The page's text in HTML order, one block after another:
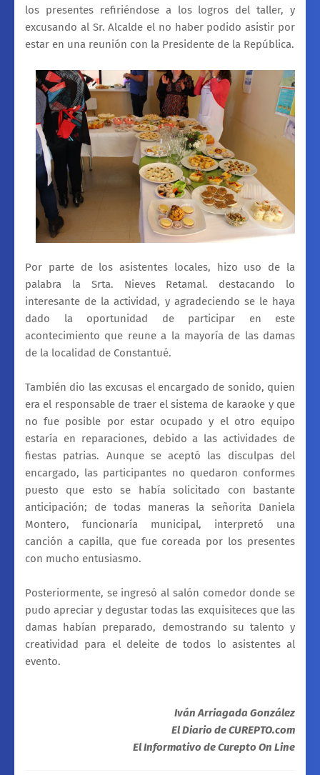
los presentes refiriéndose a los logros del taller, y
excusando al Sr. Alcalde el no haber podido asistir por
estar en una reunión con la Presidente de la República.
Por parte de los asistentes locales, hizo uso de la
palabra la Srta. Nieves Retamal. destacando lo
interesante de la actividad, y agradeciendo se le haya
dado la oportunidad de participar en este
acontecimiento que reune a la mayoría de las damas
de la localidad de Constantué.
También dio las excusas el encargado de sonido, quien
era el responsable de traer el sistema de karaoke y que
no fue posible por estar ocupado y el otro equipo
estaría en reparaciones, debido a las actividades de
fiestas patrias. Aunque se aceptó las disculpas del
encargado, las participantes no quedaron conformes
puesto que esto se había solicitado con bastante
anticipación; de todas maneras la señorita Daniela
Montero, funcionaría municipal, interpretó una
canción a capilla, que fue coreada por los presentes
con mucho entusiasmo.
Posteriormente, se ingresó al salón comedor donde se
pudo apreciar y degustar todas las exquisiteces que las
damas habían preparado, demostrando su talento y
creatividad para el deleite de todos lo asistentes al
evento.
Iván Arriagada González
El Diario de CUREPTO.com
El Informativo de Curepto On Line